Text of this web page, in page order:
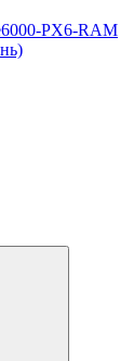
PX6-RAM